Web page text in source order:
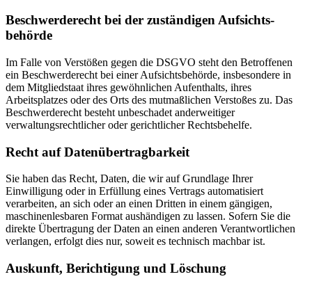
Beschwerde­recht bei der zuständigen Aufsichts­
behörde
Im Falle von Verstößen gegen die DSGVO steht den Betroffenen
ein Beschwerderecht bei einer Aufsichtsbehörde, insbesondere in
dem Mitgliedstaat ihres gewöhnlichen Aufenthalts, ihres
Arbeitsplatzes oder des Orts des mutmaßlichen Verstoßes zu. Das
Beschwerderecht besteht unbeschadet anderweitiger
verwaltungsrechtlicher oder gerichtlicher Rechtsbehelfe.
Recht auf Daten­übertrag­barkeit
Sie haben das Recht, Daten, die wir auf Grundlage Ihrer
Einwilligung oder in Erfüllung eines Vertrags automatisiert
verarbeiten, an sich oder an einen Dritten in einem gängigen,
maschinenlesbaren Format aushändigen zu lassen. Sofern Sie die
direkte Übertragung der Daten an einen anderen Verantwortlichen
verlangen, erfolgt dies nur, soweit es technisch machbar ist.
Auskunft, Berichtigung und Löschung